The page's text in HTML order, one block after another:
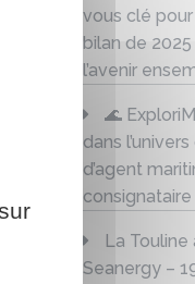
vous clé
bilan de
l’avenir
🌊
dans
d’agent
consignataire
La Touline
Seanergy –